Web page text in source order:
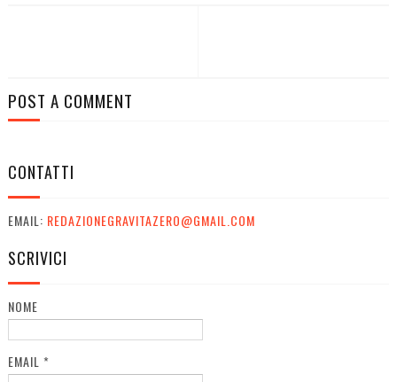
POST A COMMENT
CONTATTI
EMAIL: REDAZIONEGRAVITAZERO@GMAIL.COM
SCRIVICI
NOME
EMAIL *